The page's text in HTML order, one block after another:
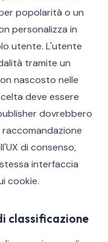
popolarità o un
personalizza in
utente. L'utente
tramite un
nascosto nelle
deve essere
dovrebbero
di consenso,
interfaccia
cookie.
classificazione